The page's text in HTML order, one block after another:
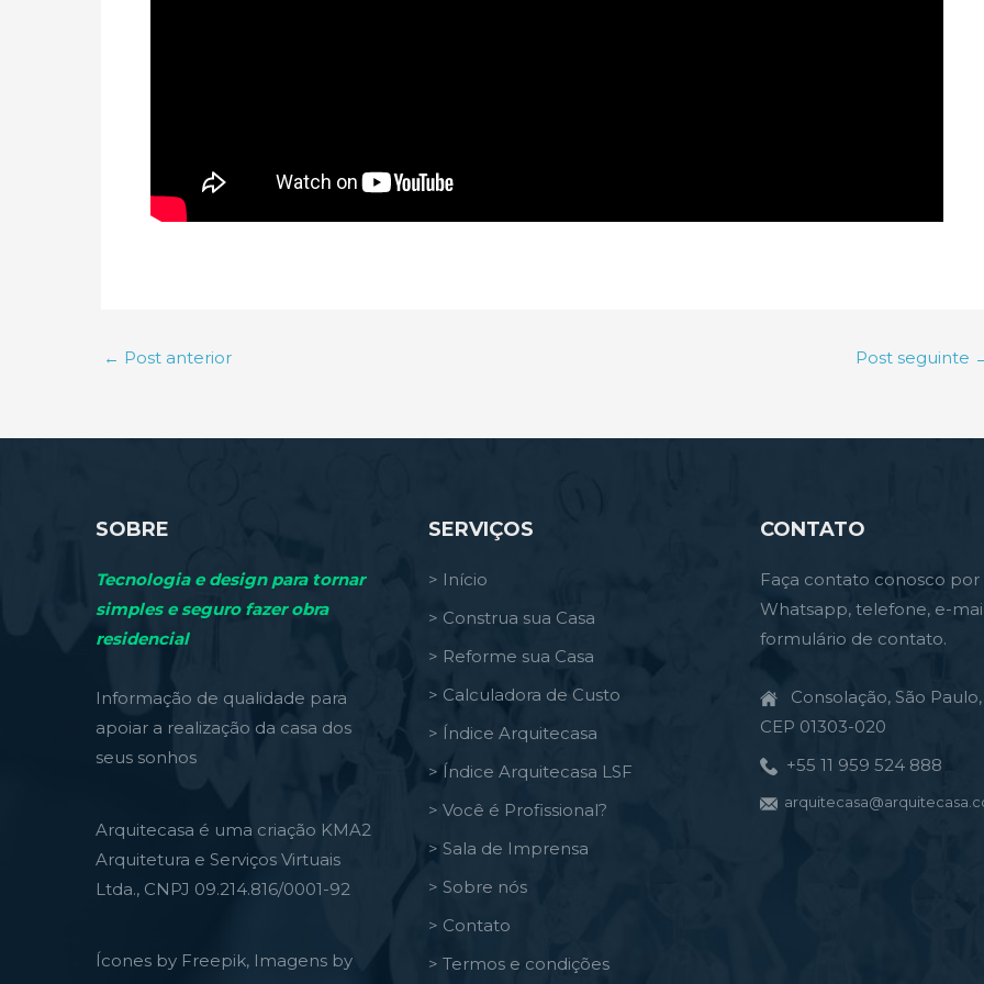
← Post anterior Post seguinte
SOBRE
Tecnologia e design para tornar
simples e seguro fazer obra
residencial
Informação de qualidade para
apoiar a realização da casa dos
seus sonhos
Arquitecasa é uma criação KMA2
Arquitetura e Serviços Virtuais
Ltda., CNPJ 09.214.816/0001-92
Ícones by Freepik, Imagens by
SERVIÇOS
> Início
> Construa sua Casa
> Reforme sua Casa
> Calculadora de Custo
> Índice Arquitecasa
> Índice Arquitecasa LSF
> Você é Profissional?
> Sala de Imprensa
> Sobre nós
> Contato
> Termos e condições
CONTATO
Faça contato conosco por
Whatsapp, telefone, e-
formulário de contato.
Consolação, São Paulo,
CEP 01303-020
+55 11 959 524 888